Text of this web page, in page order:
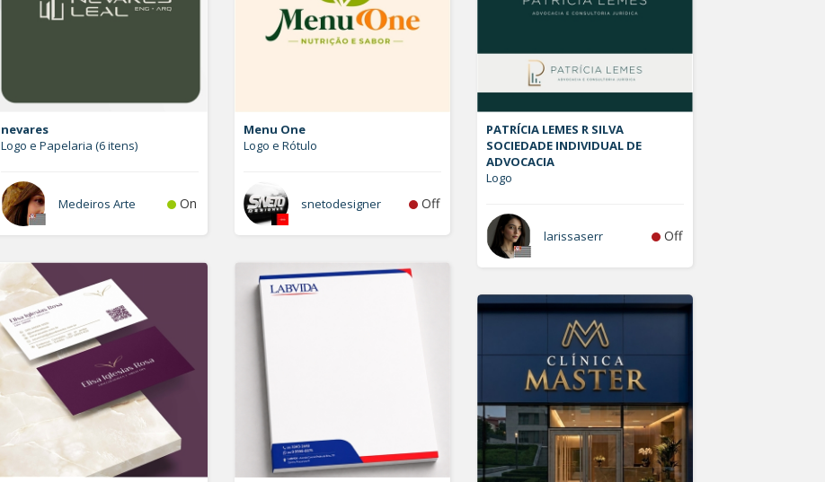
nevares
Logo e Papelaria (6 itens)
Medeiros Arte On
Menu One
Logo e Rótulo
snetodesigner Off
PATRÍCIA LEMES R SILVA
SOCIEDADE INDIVIDUAL DE
ADVOCACIA
Logo
larissaserr Off